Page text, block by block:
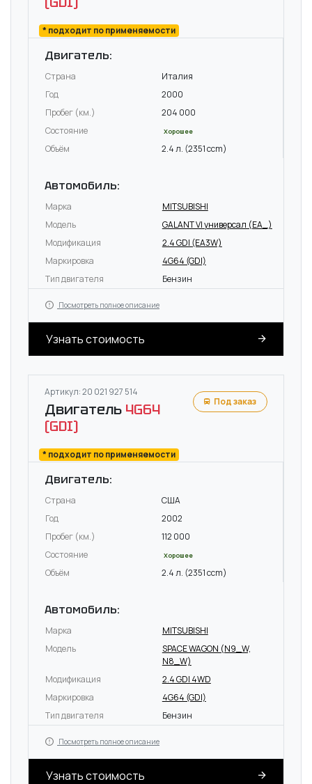
* подходит по применяемости
Двигатель:
Страна
Италия
Год
2000
Пробег (км.)
204 000
Состояние
Хорошее
Объём 2.4 л. (2351 ccm)
Автомобиль:
Марка
MITSUBISHI
Модель
GALANT VI универсал (EA_)
Модификация
2.4 GDI (EA3W)
Маркировка
4G64 (GDI)
Тип двигателя
Бензин
Посмотреть полное описание
Узнать стоимость
Артикул: 20 021 927 514
Двигатель 4G64
(GDI)
* подходит по применяемости
Под заказ
Двигатель:
Страна
США
Год
2002
Пробег (км.)
112 000
Состояние
Хорошее
Объём 2.4 л. (2351 ccm)
Автомобиль:
Марка
MITSUBISHI
Модель
SPACE WAGON (N9_W,
N8_W)
Модификация
2.4 GDI 4WD
Маркировка
4G64 (GDI)
Тип двигателя
Бензин
Посмотреть полное описание
Узнать стоимость